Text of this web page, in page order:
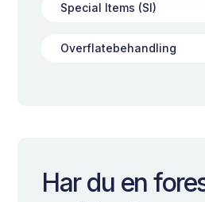
Special Items (SI)
Overflatebehandling
Har du en